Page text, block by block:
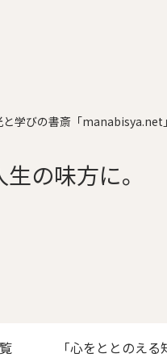
学びの書斎「manabisya.net」
の味方に。
「心をととのえる